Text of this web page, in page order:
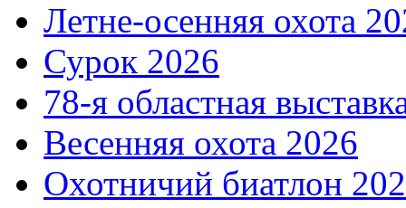
Летне-осенняя охота
Сурок 2026
78-я областная
Весенняя охота 2026
Охотничий биатлон